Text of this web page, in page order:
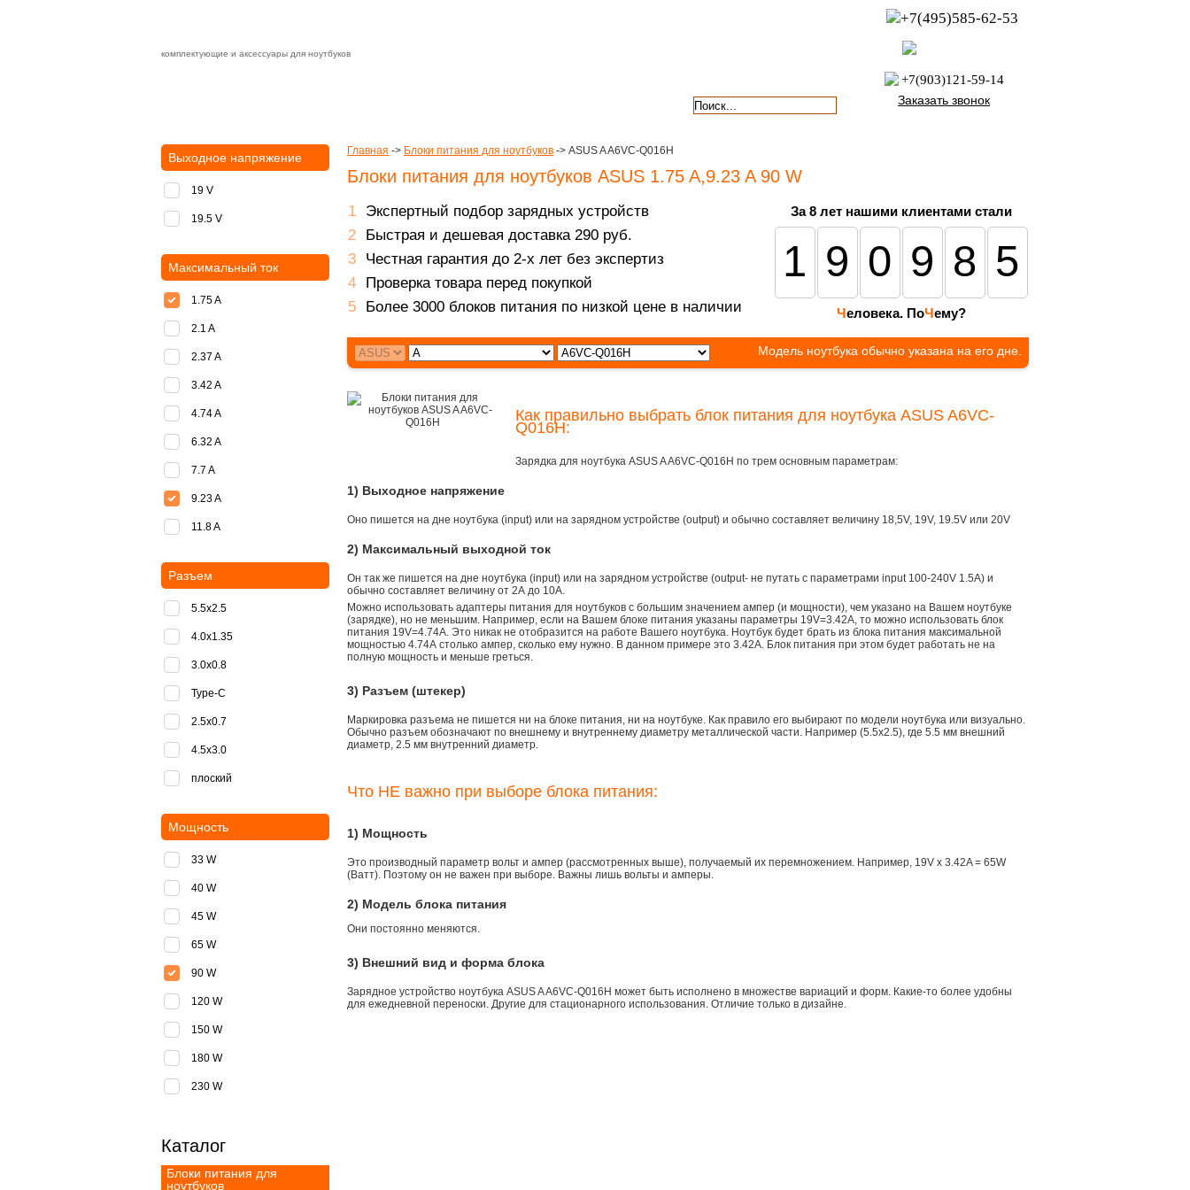
комплектующие и аксессуары для ноутбуков
+7(495)585-62-53
+7(903)121-59-14
Заказать звонок
Главная -> Блоки питания для ноутбуков -> ASUS A A6VC-Q016H
Блоки питания для ноутбуков ASUS 1.75 A,9.23 A 90 W
Экспертный подбор зарядных устройств
Быстрая и дешевая доставка 290 руб.
Честная гарантия до 2-х лет без экспертиз
Проверка товара перед покупкой
Более 3000 блоков питания по низкой цене в наличии
За 8 лет нашими клиентами стали
190985
Человека. ПоЧему?
Модель ноутбука обычно указана на его дне.
Как правильно выбрать блок питания для ноутбука ASUS A6VC-
Q016H:
Зарядка для ноутбука ASUS A A6VC-Q016H по трем основным параметрам:
1) Выходное напряжение
Оно пишется на дне ноутбука (input) или на зарядном устройстве (output) и обычно составляет величину 18,5V, 19V, 19.5V или 20V
2) Максимальный выходной ток
Он так же пишется на дне ноутбука (input) или на зарядном устройстве (output- не путать с параметрами input 100-240V 1.5A) и
обычно составляет величину от 2А до 10A.
Можно использовать адаптеры питания для ноутбуков с большим значением ампер (и мощности), чем указано на Вашем ноутбуке
(зарядке), но не меньшим. Например, если на Вашем блоке питания указаны параметры 19V=3.42A, то можно использовать блок
питания 19V=4.74A. Это никак не отобразится на работе Вашего ноутбука. Ноутбук будет брать из блока питания максимальной
мощностью 4.74А столько ампер, сколько ему нужно. В данном примере это 3.42А. Блок питания при этом будет работать не на
полную мощность и меньше греться.
3) Разъем (штекер)
Маркировка разъема не пишется ни на блоке питания, ни на ноутбуке. Как правило его выбирают по модели ноутбука или визуально.
Обычно разъем обозначают по внешнему и внутреннему диаметру металлической части. Например (5.5x2.5), где 5.5 мм внешний
диаметр, 2.5 мм внутренний диаметр.
Что НЕ важно при выборе блока питания:
1) Мощность
Это производный параметр вольт и ампер (рассмотренных выше), получаемый их перемножением. Например, 19V x 3.42A = 65W
(Ватт). Поэтому он не важен при выборе. Важны лишь вольты и амперы.
2) Модель блока питания
Они постоянно меняются.
3) Внешний вид и форма блока
Зарядное устройство ноутбука ASUS A A6VC-Q016H может быть исполнено в множестве вариаций и форм. Какие-то более удобны
для ежедневной переноски. Другие для стационарного использования. Отличие только в дизайне.
Выходное напряжение
19 V
19.5 V
Максимальный ток
1.75 A
2.1 A
2.37 A
3.42 A
4.74 A
6.32 A
7.7 A
9.23 A
11.8 A
Разъем
5.5x2.5
4.0x1.35
3.0x0.8
Type-C
2.5x0.7
4.5x3.0
плоский
Мощность
33 W
40 W
45 W
65 W
90 W
120 W
150 W
180 W
230 W
Каталог
Блоки питания для
ноутбуков